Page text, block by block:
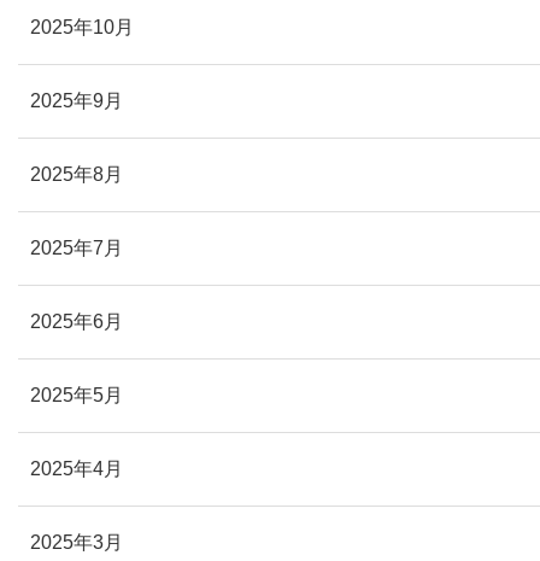
2025年10月
2025年9月
2025年8月
2025年7月
2025年6月
2025年5月
2025年4月
2025年3月